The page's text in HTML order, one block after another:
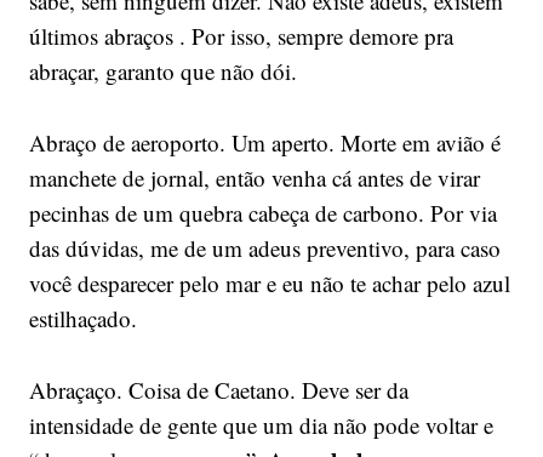
últimos abraços . Por isso, sempre demore pra
abraçar, garanto que não dói.
Abraço de aeroporto. Um aperto. Morte em avião é
manchete de jornal, então venha cá antes de virar
pecinhas de um quebra cabeça de carbono. Por via
das dúvidas, me de um adeus preventivo, para caso
você desparecer pelo mar e eu não te achar pelo azul
estilhaçado.
Abraçaço. Coisa de Caetano. Deve ser da
intensidade de gente que um dia não pode voltar e